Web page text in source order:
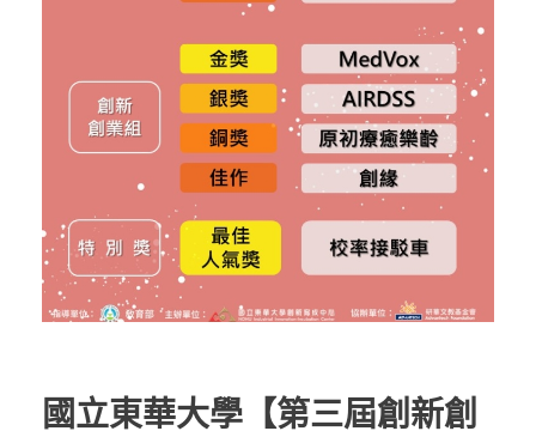
舊網站訊息(2019前)
研究發展處
社團法人中華創業育成協會
百萬旗艦計畫
國立東華大學【第三屆創新創